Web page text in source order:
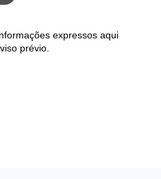
expressos aqui
prévio.